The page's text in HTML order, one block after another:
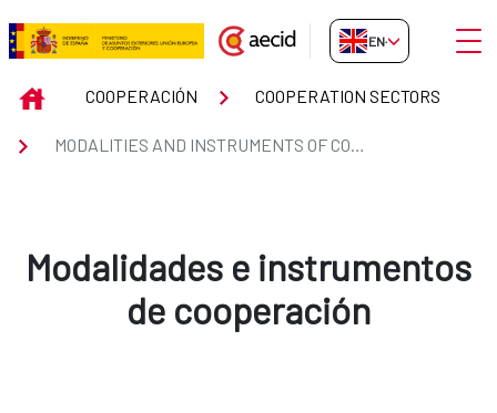
Skip to Main Content
MODALITIES AND
EN-GB
INICIOCOOPERACIÓN COOPERATION SECTORS
MODALITIES AND INSTRUMENTS OF COOPERATION
Modalidades e instrumentos
de cooperación